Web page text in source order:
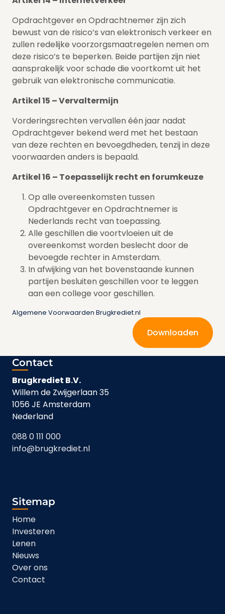
Opdrachtgever en Opdrachtnemer zijn zich
bewust van de risico’s van elektronisch verkeer en
zullen redelijke voorzorgsmaatregelen nemen om
deze risico’s te beperken. Beide partijen zijn niet
aansprakelijk voor schade die voortkomt uit het
gebruik van elektronische communicatie.
Artikel 15 – Vervaltermijn
Vorderingsrechten vervallen één jaar nadat
Opdrachtgever bekend werd met het bestaan
van deze rechten en bevoegdheden, tenzij in deze
voorwaarden anders is bepaald.
Artikel 16 – Toepasselijk recht en forumkeuze
Op alle overeenkomsten tussen
Opdrachtgever en Opdrachtnemer is
Nederlands recht van toepassing.
Alle geschillen die voortvloeien uit de
overeenkomst worden beslecht door de
bevoegde rechter in Amsterdam.
In afwijking van het bovenstaande kunnen
partijen besluiten geschillen voor te leggen
aan een college voor geschillen.
Algemene Voorwaarden Brugkrediet.nl
Downloaden
Contact
Brugkrediet B.V.
Willem de Zwijgerlaan 35
1056 JE Amsterdam
Nederland
088 0 111 000
info@brugkrediet.nl
Sitemap
Home
Investeren
Lenen
Nieuws
Over ons
Contact